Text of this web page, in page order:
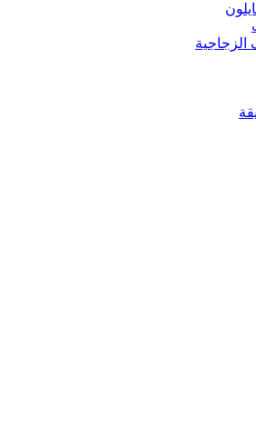
الزجاجية